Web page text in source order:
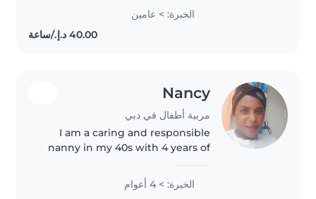
parle très bien le. français pour
l'anglais juste un peut je vie à
Dubaï je suis de nationalité..
الخبرة: > عامين
Nancy
مربية أطفال في دبي
I am a caring and responsible
nanny in my 40s with 4 years of
toddlers, and preschoolers. I
speak Arabic fluently and have a
الخبرة: > 4 أعوام